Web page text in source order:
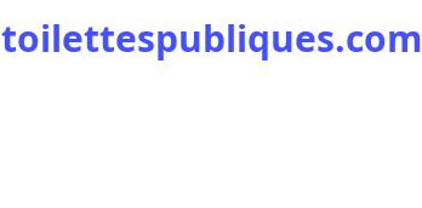
toilettespubliques.com